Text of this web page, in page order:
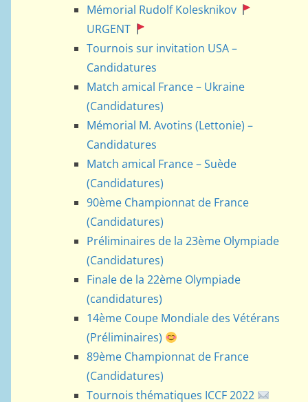
Mémorial Rudolf Kolesknikov
URGENT
Tournois sur invitation USA –
Candidatures
Match amical France – Ukraine
(Candidatures)
Mémorial M. Avotins (Lettonie) –
Candidatures
Match amical France – Suède
(Candidatures)
90ème Championnat de France
(Candidatures)
Préliminaires de la 23ème Olympiade
(Candidatures)
Finale de la 22ème Olympiade
(candidatures)
14ème Coupe Mondiale des Vétérans
(Préliminaires)
89ème Championnat de France
(Candidatures)
Tournois thématiques ICCF 2022